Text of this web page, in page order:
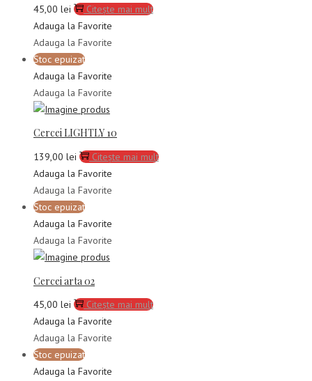
45,00 lei
Citește mai mult
Adauga la Favorite
Adauga la Favorite
Stoc epuizat
Adauga la Favorite
Adauga la Favorite
Cercei LIGHTLY 10
139,00 lei
Citește mai mult
Adauga la Favorite
Adauga la Favorite
Stoc epuizat
Adauga la Favorite
Adauga la Favorite
Cercei arta 02
45,00 lei
Citește mai mult
Adauga la Favorite
Adauga la Favorite
Stoc epuizat
Adauga la Favorite